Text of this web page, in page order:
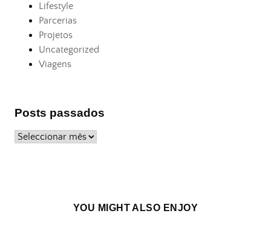
Lifestyle
Parcerias
Projetos
Uncategorized
Viagens
Posts passados
Posts
YOU MIGHT ALSO ENJOY